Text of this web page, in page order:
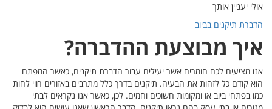
המפתח
לחות